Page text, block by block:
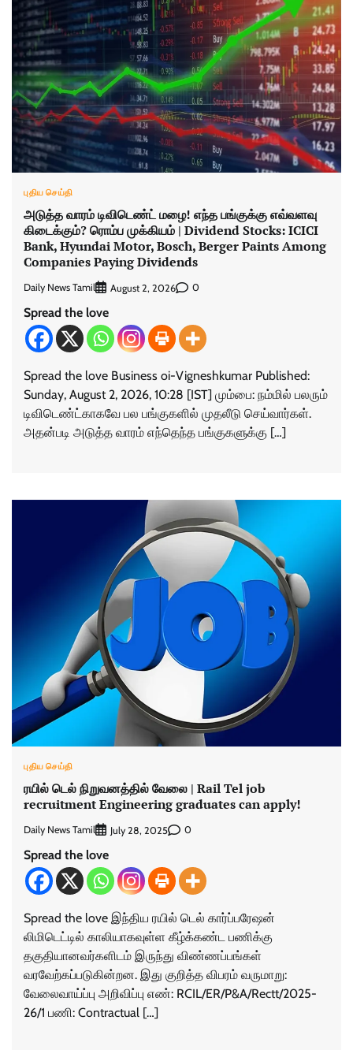
புதிய செய்தி
அடுத்த வாரம் டிவிடெண்ட் மழை! எந்த பங்குக்கு எவ்வளவு
கிடைக்கும்? ரொம்ப முக்கியம் | Dividend Stocks: ICICI
Bank, Hyundai Motor, Bosch, Berger Paints Among
Companies Paying Dividends
Daily News Tamil August 2, 2026 0
Spread the love
Spread the love Business oi-Vigneshkumar Published:
Sunday, August 2, 2026, 10:28 [IST] மும்பை: நம்மில் பலரும்
டிவிடெண்ட்காகவே பல பங்குகளில் முதலீடு செய்வார்கள்.
அதன்படி அடுத்த வாரம் எந்தெந்த பங்குகளுக்கு […]
புதிய செய்தி
ரயில் டெல் நிறுவனத்தில் வேலை | Rail Tel job
recruitment Engineering graduates can apply!
Daily News Tamil July 28, 2025 0
Spread the love
Spread the love இந்திய ரயில் டெல் கார்ப்பரேஷன்
லிமிடெட்டில் காலியாகவுள்ள கீழ்க்கண்ட பணிக்கு
தகுதியானவர்களிடம் இருந்து விண்ணப்பங்கள்
வரவேற்கப்படுகின்றன. இது குறித்த விபரம் வருமாறு:
வேலைவாய்ப்பு அறிவிப்பு எண்: RCIL/ER/P&A/Rectt/2025-
26/1 பணி: Contractual […]